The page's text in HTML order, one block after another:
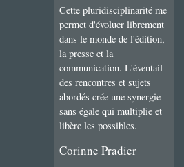
Cette pluridisciplinarité me
permet d'évoluer librement
dans le monde de l'édition,
la presse et la
communication. L'éventail
des rencontres et sujets
abordés crée une synergie
sans égale qui multiplie et
libère les possibles.
Corinne Pradier